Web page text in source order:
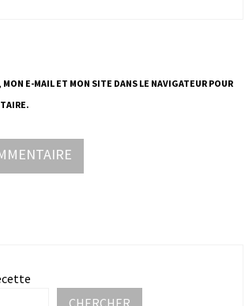
E-MAIL ET MON SITE DANS LE NAVIGATEUR POUR
CHERCHER